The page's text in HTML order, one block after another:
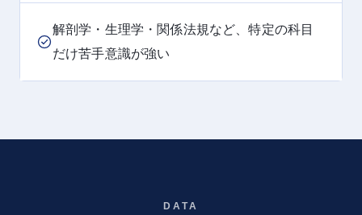
解剖学・生理学・関係法規など、特定の科目
だけ苦手意識が強い
DATA